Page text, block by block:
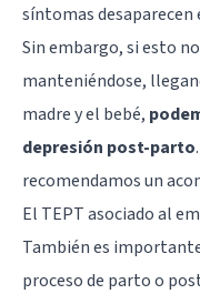
síntomas desaparecen
Sin embargo, si esto
manteniéndose,
madre y el bebé,
depresión post-parto
recomendamos un
El TEPT asociado al
También es
proceso de parto o